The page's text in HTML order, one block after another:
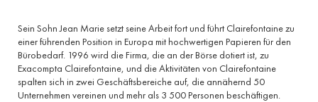
Sein Sohn Jean Marie setzt seine Arbeit fort und führt Clairefontaine zu
einer führenden Position in Europa mit hochwertigen Papieren für den
Bürobedarf. 1996 wird die Firma, die an der Börse dotiert ist, zu
Exacompta Clairefontaine, und die Aktivitäten von Clairefontaine
spalten sich in zwei Geschäftsbereiche auf, die annähernd 50
Unternehmen vereinen und mehr als 3 500 Personen beschäftigen.